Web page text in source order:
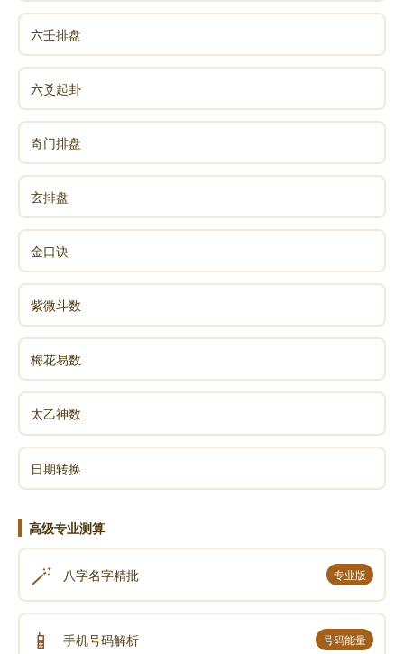
墙壁、身体都不是真实的，它们只是纯粹的能量，由于
电子的移动速度非常快，以致我们的肉眼看不出来，因
而认为它们是一个实体。
物理学家研究了三百年，想找出物质的本质，当他们
探索得愈深，就愈感到迷惑，他们简直无法相信，在物
质的里面竟然什么都没有，物质的本质并非物质，而是
能量。你的身体看起来好像是由固体物质所构成，而这
些固体物质可以分解成分子和原子，但根据量子物理
学，每一个原子的内部有百分之99﹒9999是空的，以闪
电般的速度穿梭在这些空间中的次原子，其实是一束束
振动的能量。这些能量并不是随便任意振动，振动其实
就是携带讯息，整个讯息场会把讯息传送到宇宙量子场
创造物质世界我们所看到的实相。
爱丁顿(Eddington)这位伟大的科学家即说：「我们总
是认为物质是东西，但现在它不是东西了;现在，物质比
起东西而言更像是念头。」
念头，没错，物质是来自念头，是来自我们的思想。
如果不是先有飞机的念头，科技是无法创造出飞机的;如
果不是先有写这本书的念头，这本书也不会呈现在你的
眼前。
如果你剖析一张画，你会发现它是由画布和一些颜料
所组成，但一幅画之所以变成美丽的图画，并非来自画
布和颜料等物质的总合，它是来自绘着，是来自绘图者
的念头。如果没有那个想法，也就不可能有那幅画。
六壬排盘
六爻起卦
奇门排盘
玄排盘
金口诀
紫微斗数
梅花易数
太乙神数
日期转换
高级专业测算
🪄 八字名字精批 专业版
📱 手机号码解析 号码能量